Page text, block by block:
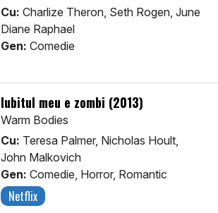
Cu: Charlize Theron, Seth Rogen, June
Diane Raphael
Gen: Comedie
Iubitul meu e zombi (2013)
Warm Bodies
Cu: Teresa Palmer, Nicholas Hoult,
John Malkovich
Gen: Comedie, Horror, Romantic
Netflix